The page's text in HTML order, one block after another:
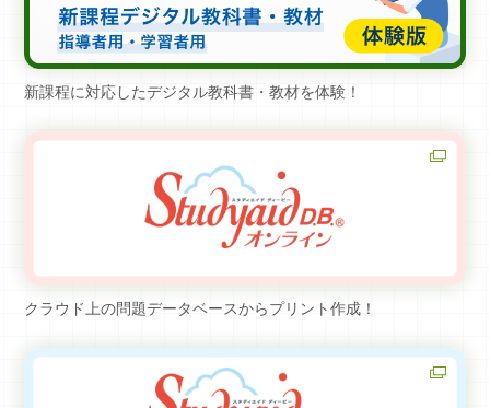
新課程に対応したデジタル教科書・教材を体験！
クラウド上の問題データベースからプリント作成！